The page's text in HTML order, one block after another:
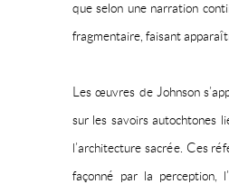
que selon une narration
fragmentaire, faisant
Les œuvres de Johnson
sur les savoirs autochtones
l’architecture sacrée. Ces
façonné par la perception,